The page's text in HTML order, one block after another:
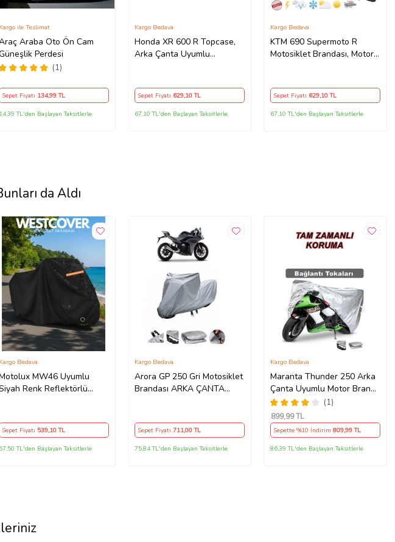
Araba Oto Ön Cam
Perdesi
(1)
Kargo ile Teslimat
Sepet Fiyatı 134,99 TL
14,39 TL'den Başlayan Taksitlerle
Honda XR 600 R Topcase,
Arka Çanta Uyumlu
Kargo Bedava
Sepet Fiyatı 629,10 TL
67,10 TL'den Başlayan Taksitlerle
KTM 690 Supermoto R
Motosiklet Brandası, Motor
Kargo Bedava
Sepet Fiyatı 629,10 TL
67,10 TL'den Başlayan Taksitlerle
da Aldı
MW46 Uyumlu
Renk Reflektörlü
Kilidi ve Bağlantı
Kargo Bedava
Sepet Fiyatı 539,10 TL
57,50 TL'den Başlayan Taksitlerle
Arora GP 250 Gri Motosiklet
Brandası ARKA ÇANTA
Kargo Bedava
Sepet Fiyatı711,00 TL
75,84 TL'den Başlayan Taksitlerle
Maranta Thunder 250 Arka
Çanta Uyumlu Motor Branda
Örtü Miflonlu Premium 4
Mevsim Koruma Gri
(1)
Kargo Bedava
899,99 TL
Sepette %10 İndirim809,99 TL
86,39 TL'den Başlayan Taksitlerle